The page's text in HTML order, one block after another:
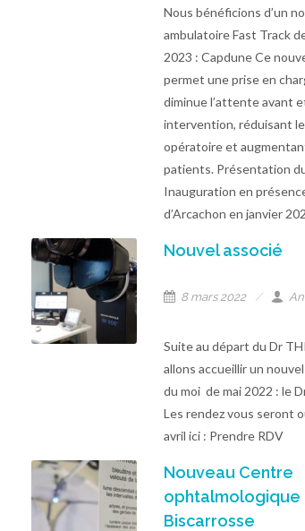
Nous bénéficions d’un
ambulatoire Fast Track
2023 : Capdune Ce
permet une prise en
diminue l’attente avant
intervention, réduisant
opératoire et
patients. Présentation
Inauguration en
d’Arcachon en janvier
Nouvel associé
8 mars 2022
Suite au départ du Dr
allons accueillir un
du moi de mai 2022 : le
Les rendez vous seront
avril ici : Prendre RDV
Nouveau Centre
ophtalmologique
Biscarrosse